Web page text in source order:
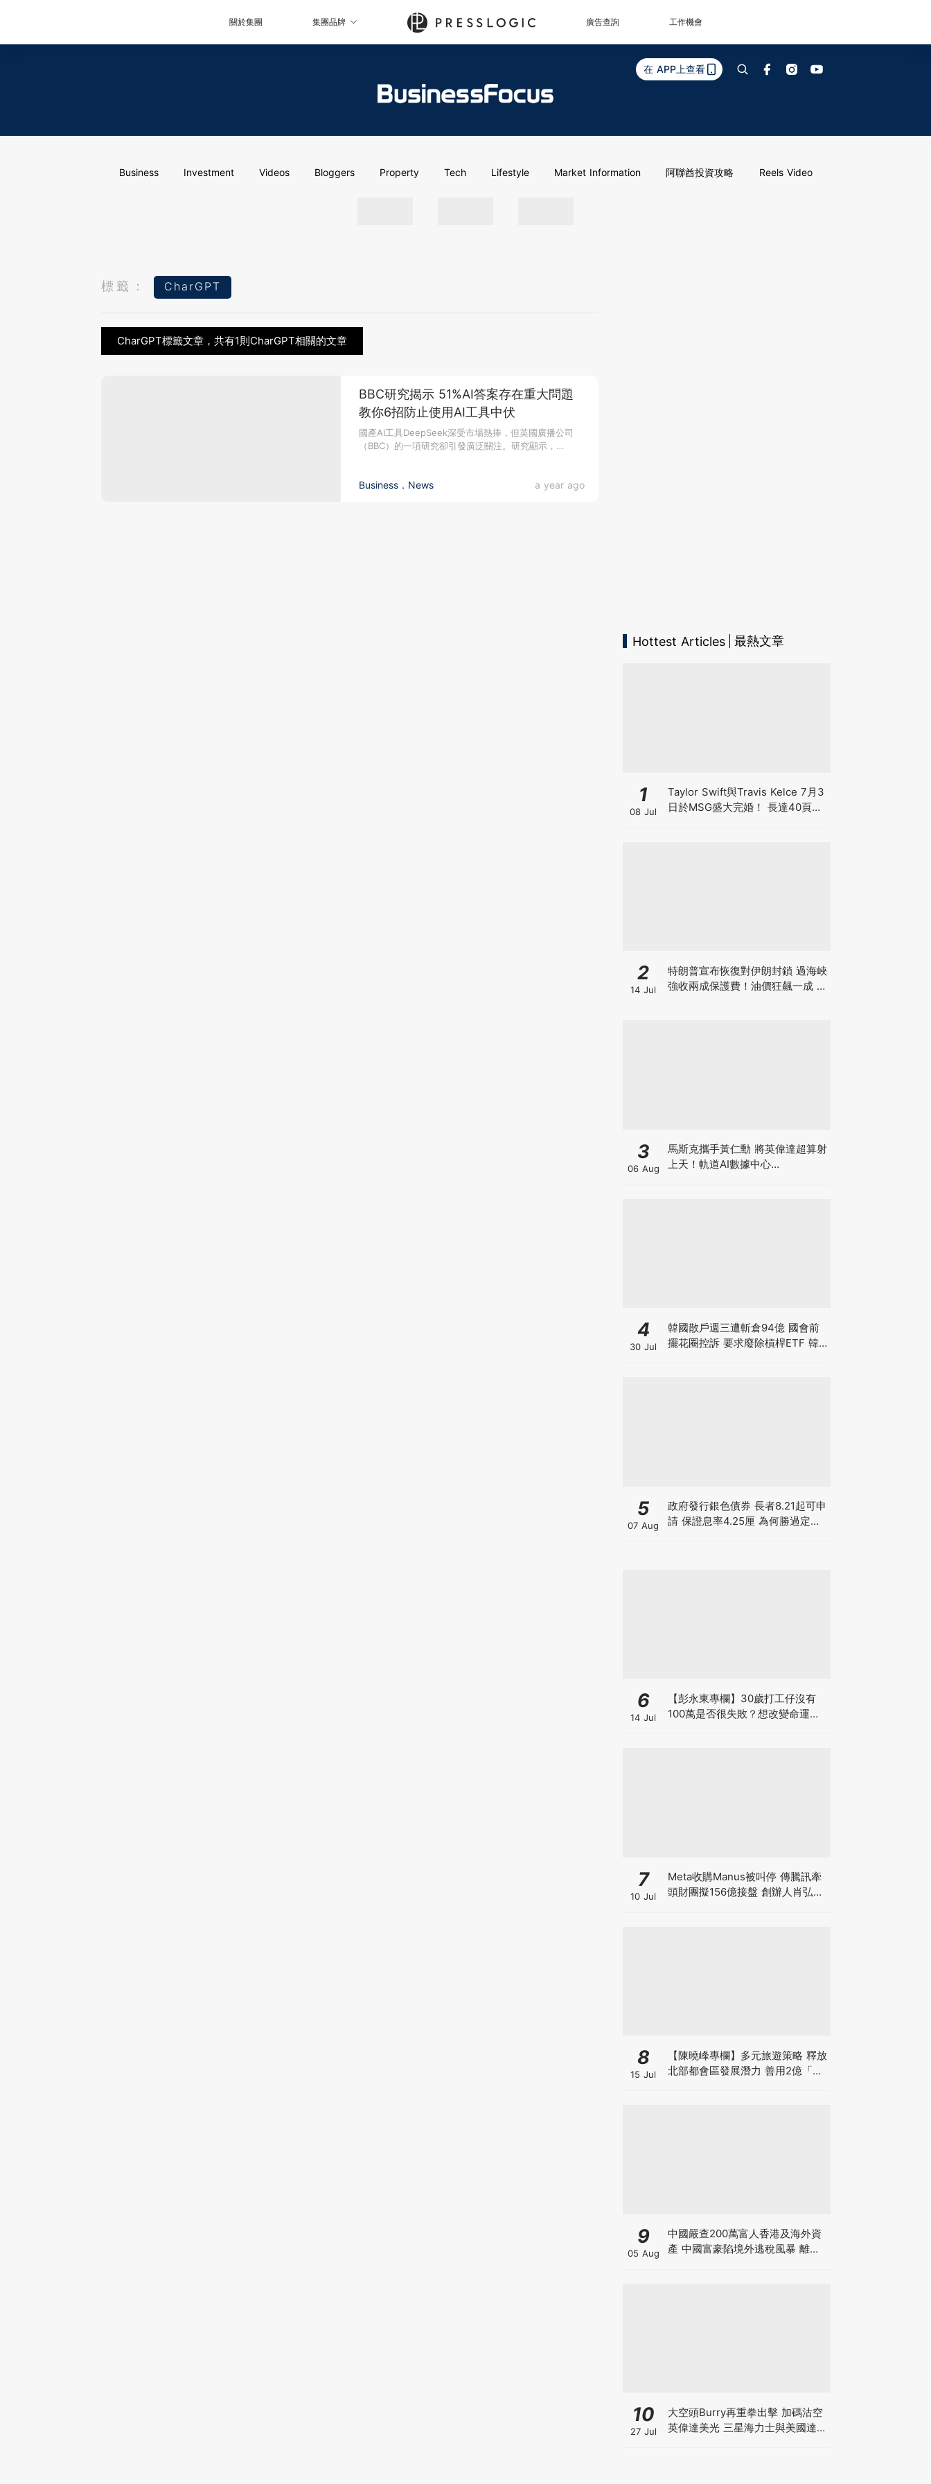
關於集團 集團品牌 廣告查詢 工作機會
在 APP上查看
Business Investment Videos Bloggers Property Tech Lifestyle Market Information 阿聯酋投資攻略 Reels Video
標籤： CharGPT
CharGPT標籤文章，共有1則CharGPT相關的文章
Business．News a year ago
BBC研究揭示 51%AI答案存在重大問題
教你6招防止使用AI工具中伏
國產AI工具DeepSeek深受市場熱捧，但英國廣播公司
（BBC）的一項研究卻引發廣泛關注。研究顯示，
Hottest Articles 最熱文章
1
08 Jul
Taylor Swift與Travis Kelce 7月3
日於MSG盛大完婚！ 長達40頁天
2
14 Jul
特朗普宣布恢復對伊朗封鎖 過海峽
強收兩成保護費！油價狂飆一成 金
3
06 Aug
馬斯克攜手黃仁勳 將英偉達超算射
上天！軌道AI數據中心
4
30 Jul
韓國散戶週三遭斬倉94億 國會前
擺花圈控訴 要求廢除槓桿ETF 韓
5
07 Aug
政府發行銀色債券 長者8.21起可申
請 保證息率4.25厘 為何勝過定存
6
14 Jul
【彭永東專欄】30歲打工仔沒有
100萬是否很失敗？想改變命運應
7
10 Jul
Meta收購Manus被叫停 傳騰訊牽
頭財團擬156億接盤 創辦人肖弘遭
8
15 Jul
【陳曉峰專欄】多元旅遊策略 釋放
北部都會區發展潛力 善用2億「北
9
05 Aug
中國嚴查200萬富人香港及海外資
產 中國富豪陷境外逃稅風暴 離岸
10
27 Jul
大空頭Burry再重拳出擊 加碼沽空
英偉達美光 三星海力士與美國達成